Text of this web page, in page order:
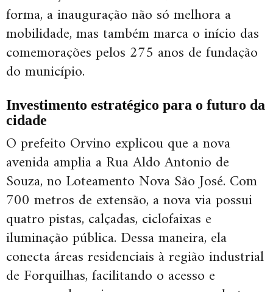
forma, a inauguração não só melhora a
mobilidade, mas também marca o início das
comemorações pelos 275 anos de fundação
do município.
Investimento estratégico para o futuro da
cidade
O prefeito Orvino explicou que a nova
avenida amplia a Rua Aldo Antonio de
Souza, no Loteamento Nova São José. Com
700 metros de extensão, a nova via possui
quatro pistas, calçadas, ciclofaixas e
iluminação pública. Dessa maneira, ela
conecta áreas residenciais à região industrial
de Forquilhas, facilitando o acesso e